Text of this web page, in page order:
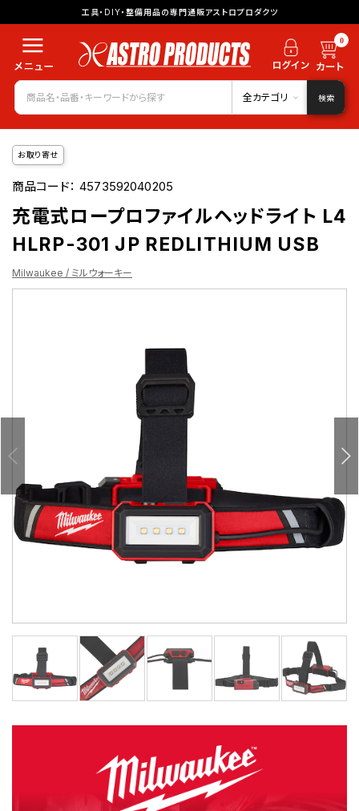
工具・DIY・整備用品の専門通販アストロプロダクツ
0
全カテゴリ 検索
お取り寄せ
商品コード：4573592040205
充電式ロープロファイルヘッドライト L4
HLRP-301 JP REDLITHIUM USB
Milwaukee / ミルウォーキー